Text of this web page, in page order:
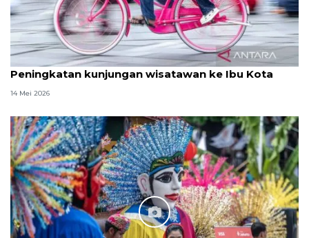
Peningkatan kunjungan wisatawan ke Ibu Kota
14 Mei 2026